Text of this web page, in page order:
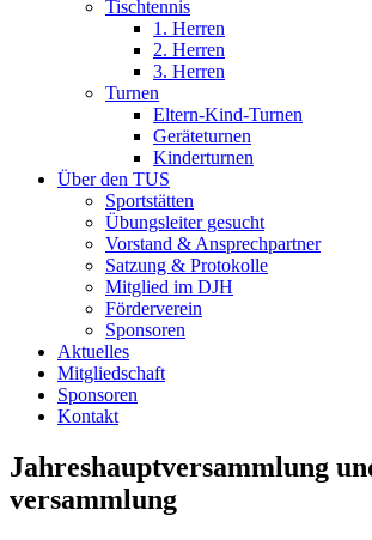
Tischtennis
1. Herren
2. Herren
3. Herren
Turnen
Eltern-Kind-Turnen
Geräteturnen
Kinderturnen
Über den TUS
Sportstätten
Übungsleiter gesucht
Vorstand & Ansprechpartner
Satzung & Protokolle
Mitglied im DJH
Förderverein
Sponsoren
Aktuelles
Mitgliedschaft
Sponsoren
Kontakt
Jahreshaupt­versammlung
versammlung